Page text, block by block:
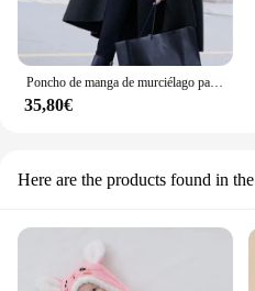
Poncho de manga de murciélago para Mujer, abrigo largo medio con capucha, chal, Poncho, otoño, Invierno
35,80€
Here are the products found in the